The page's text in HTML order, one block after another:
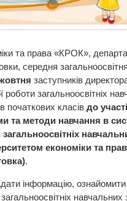
та права «КРОК»,
середня
заступників
роботи загальноосвітніх
початкових класів до
та методи навчання в
економіки та
.
інформацію, ознайомити
навчальних